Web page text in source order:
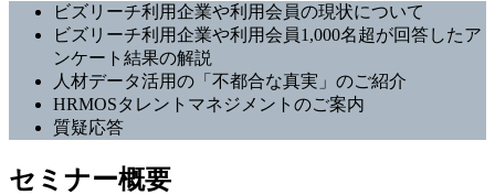
ビズリーチ利用企業や利用会員の現状について
ビズリーチ利用企業や利用会員1,000名超が回答したア
ンケート結果の解説
人材データ活用の「不都合な真実」のご紹介
HRMOSタレントマネジメントのご案内
質疑応答
セミナー概要